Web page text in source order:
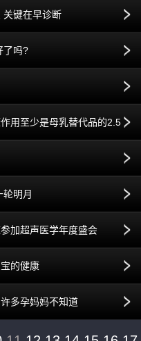
关键在早诊断
了吗?
用至少是母乳替代品的2.5
轮明月
加超声医学年度盛会
的健康
多孕妈妈不知道